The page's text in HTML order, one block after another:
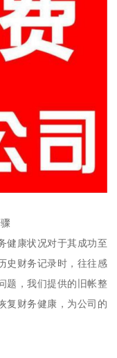
健康状况对于其成功至
史财务记录时，往往感
题，我们提供的旧帐整
复财务健康，为公司的